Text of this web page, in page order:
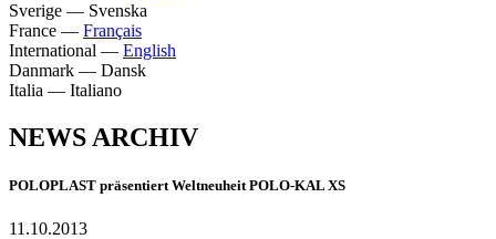
Sverige — Svenska
France — Français
International — English
Danmark — Dansk
Italia — Italiano
NEWS ARCHIV
POLOPLAST präsentiert Weltneuheit POLO-KAL XS
11.10.2013